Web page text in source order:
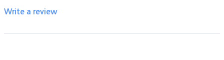
Write a review